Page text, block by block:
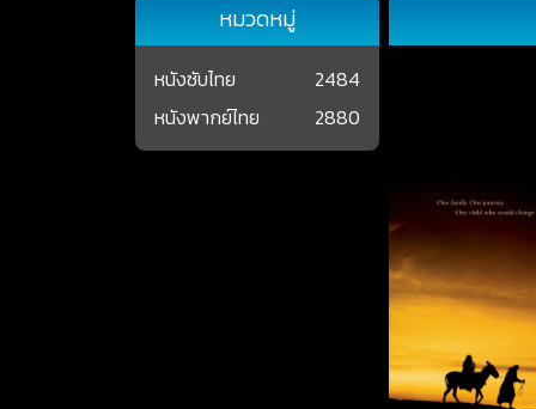
หมวดหมู่
หนังซับไทย
2484
หนังพากย์ไทย
2880